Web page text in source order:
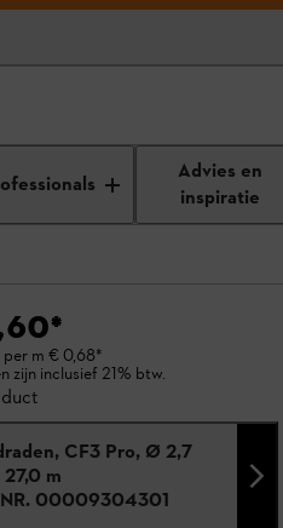
Advies en
inspiratie
*
per m € 0,68*
zijn inclusief 21% btw.
CF3 Pro, Ø 2,7
27,0 m
00009304301